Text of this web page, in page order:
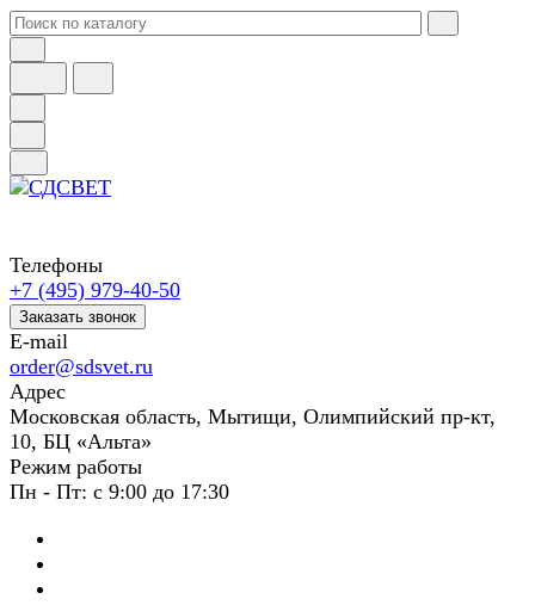
Телефоны
+7 (495) 979-40-50
Заказать звонок
E-mail
order@sdsvet.ru
Адрес
Московская область, Мытищи, Олимпийский пр-кт,
10, БЦ «Альта»
Режим работы
Пн - Пт: с 9:00 до 17:30